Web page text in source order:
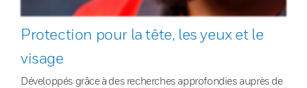
Protection pour la tête, les yeux et le
visage
Développés grâce à des recherches approfondies auprès de